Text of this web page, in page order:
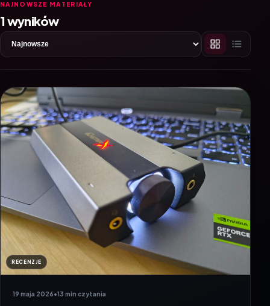
NAJNOWSZE MATERIAŁY
1 wyników
RECENZJE
19 maja 2026•13 min czytania